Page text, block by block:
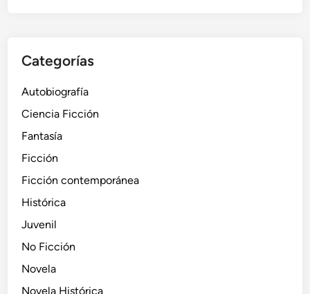
Categorías
Autobiografía
Ciencia Ficción
Fantasía
Ficción
Ficción contemporánea
Histórica
Juvenil
No Ficción
Novela
Novela Histórica